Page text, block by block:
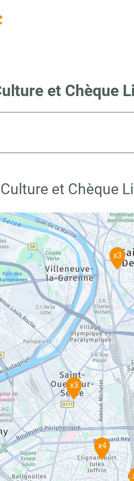
et Chèque
et Chèque
x3
x3
x4